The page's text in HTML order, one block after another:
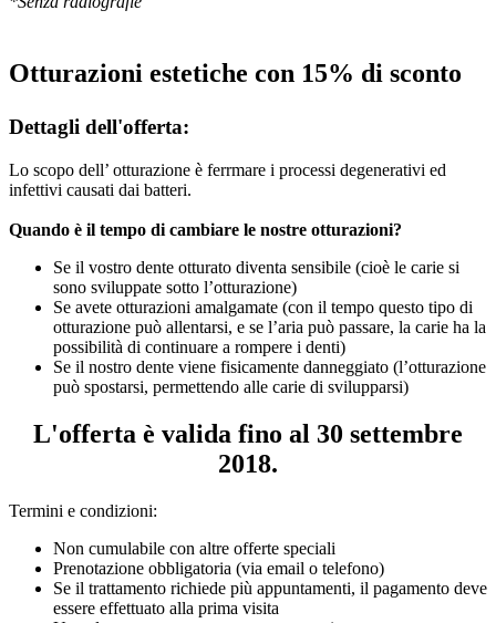
Otturazioni estetiche con 15% di sconto
Dettagli dell'offerta:
Lo scopo dell’ otturazione è ferrmare i processi degenerativi ed
infettivi causati dai batteri.
Quando è il tempo di cambiare le nostre otturazioni?
Se il vostro dente otturato diventa sensibile (cioè le carie si
sono sviluppate sotto l’otturazione)
Se avete otturazioni amalgamate (con il tempo questo tipo di
otturazione può allentarsi, e se l’aria può passare, la carie ha la
possibilità di continuare a rompere i denti)
Se il nostro dente viene fisicamente danneggiato (l’otturazione
può spostarsi, permettendo alle carie di svilupparsi)
L'offerta è valida fino al 30 settembre
2018.
Termini e condizioni:
Non cumulabile con altre offerte speciali
Prenotazione obbligatoria (via email o telefono)
Se il trattamento richiede più appuntamenti, il pagamento deve
essere effettuato alla prima visita